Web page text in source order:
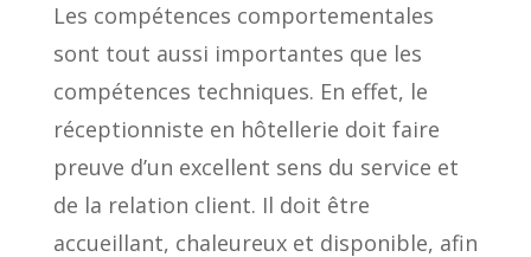
Les compétences comportementales
sont tout aussi importantes que les
compétences techniques. En effet, le
réceptionniste en hôtellerie doit faire
preuve d’un excellent sens du service et
de la relation client. Il doit être
accueillant, chaleureux et disponible, afin